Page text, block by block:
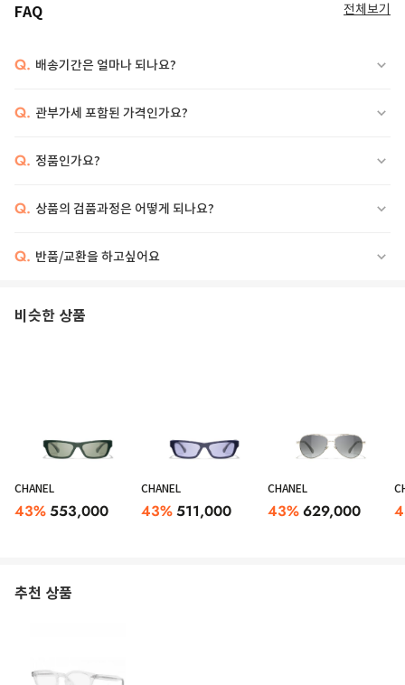
FAQ 전체보기
Q. 배송기간은 얼마나 되나요?
Q. 관부가세 포함된 가격인가요?
Q. 정품인가요?
Q. 상품의 검품과정은 어떻게 되나요?
Q. 반품/교환을 하고싶어요
비슷한 상품
CHANEL
43%553,000
CHANEL
43%511,000
CHANEL
43%629,000
추천 상품